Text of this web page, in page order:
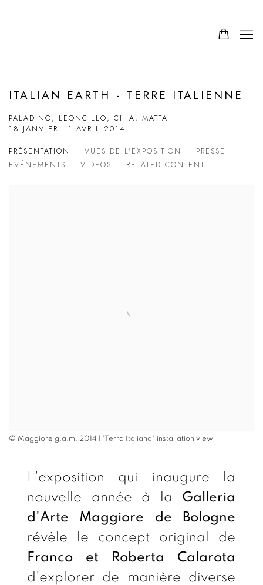
ITALIAN EARTH - TERRE ITALIENNE
PALADINO, LEONCILLO, CHIA, MATTA
18 JANVIER - 1 AVRIL 2014
PRÉSENTATION VUES DE L'EXPOSITION
PRESSE
EVÉNEMENTS
VIDEOS RELATED CONTENT
© Maggiore g.a.m. 2014 | "Terra Italiana" installation view
L'exposition qui inaugure la
nouvelle année à la Galleria
d'Arte Maggiore de Bologne
révèle le concept original de
Franco et Roberta Calarota
d'explorer de manière diverse